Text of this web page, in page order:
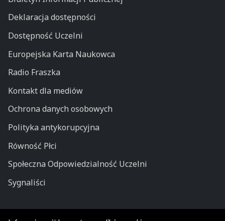
Deklaracja dostępności
Dostępność Uczelni
Europejska Karta Naukowca
Radio Fraszka
Kontakt dla mediów
Ochrona danych osobowych
Polityka antykorupcyjna
Równość Płci
Społeczna Odpowiedzialność Uczelni
Sygnaliści